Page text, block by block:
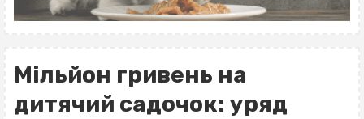
Мільйон гривень на
дитячий садочок: уряд